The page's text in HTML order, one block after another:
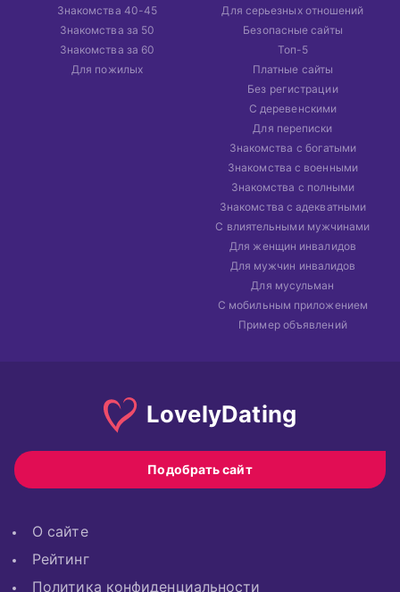
Знакомства 40-45
Знакомства за 50
Знакомства за 60
Для пожилых
Для серьезных отношений
Безопасные сайты
Топ-5
Платные сайты
Без регистрации
С деревенскими
Для переписки
Знакомства с богатыми
Знакомства с военными
Знакомства с полными
Знакомства с адекватными
С влиятельными мужчинами
Для женщин инвалидов
Для мужчин инвалидов
Для мусульман
С мобильным приложением
Пример объявлений
LovelyDating
Подобрать сайт
О сайте
Рейтинг
Политика конфиденциальности